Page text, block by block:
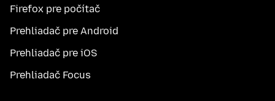
Firefox pre počítač
Prehliadač pre Android
Prehliadač pre iOS
Prehliadač Focus